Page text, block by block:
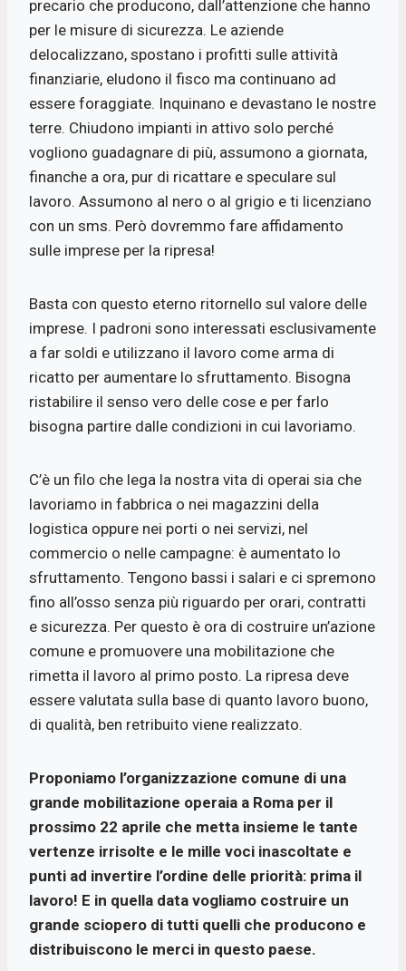
precario che producono, dall’attenzione che hanno
per le misure di sicurezza. Le aziende
delocalizzano, spostano i profitti sulle attività
finanziarie, eludono il fisco ma continuano ad
essere foraggiate. Inquinano e devastano le nostre
terre. Chiudono impianti in attivo solo perché
vogliono guadagnare di più, assumono a giornata,
finanche a ora, pur di ricattare e speculare sul
lavoro. Assumono al nero o al grigio e ti licenziano
con un sms. Però dovremmo fare affidamento
sulle imprese per la ripresa!
Basta con questo eterno ritornello sul valore delle
imprese. I padroni sono interessati esclusivamente
a far soldi e utilizzano il lavoro come arma di
ricatto per aumentare lo sfruttamento. Bisogna
ristabilire il senso vero delle cose e per farlo
bisogna partire dalle condizioni in cui lavoriamo.
C’è un filo che lega la nostra vita di operai sia che
lavoriamo in fabbrica o nei magazzini della
logistica oppure nei porti o nei servizi, nel
commercio o nelle campagne: è aumentato lo
sfruttamento. Tengono bassi i salari e ci spremono
fino all’osso senza più riguardo per orari, contratti
e sicurezza. Per questo è ora di costruire un’azione
comune e promuovere una mobilitazione che
rimetta il lavoro al primo posto. La ripresa deve
essere valutata sulla base di quanto lavoro buono,
di qualità, ben retribuito viene realizzato.
Proponiamo l’organizzazione comune di una
grande mobilitazione operaia a Roma per il
prossimo 22 aprile che metta insieme le tante
vertenze irrisolte e le mille voci inascoltate e
punti ad invertire l’ordine delle priorità: prima il
lavoro! E in quella data vogliamo costruire un
grande sciopero di tutti quelli che producono e
distribuiscono le merci in questo paese.